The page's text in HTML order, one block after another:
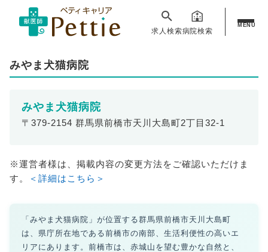
求人検索病院検索
MENU
みやま犬猫病院
みやま犬猫病院
〒379-2154 群馬県前橋市天川大島町2丁目32-1
※運営者様は、掲載内容の変更方法をご確認いただけま
す。
＜詳細はこちら＞
「みやま犬猫病院」が位置する群馬県前橋市天川大島町
は、県庁所在地である前橋市の南部、生活利便性の高いエ
リアにあります。前橋市は、赤城山を望む豊かな自然と、